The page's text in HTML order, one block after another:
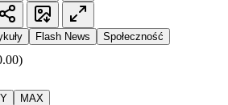
Flash News Społeczność
MAX